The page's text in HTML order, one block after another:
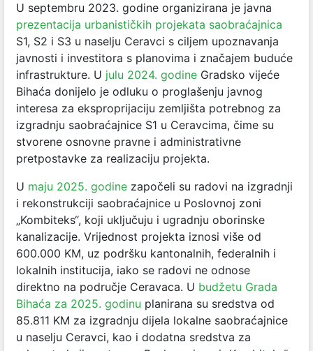
U septembru 2023. godine organizirana je javna
prezentacija urbanističkih projekata saobraćajnica
S1, S2 i S3 u naselju Ceravci s ciljem upoznavanja
javnosti i investitora s planovima i značajem buduće
infrastrukture. U julu 2024. godine Gradsko vijeće
Bihaća donijelo je odluku o proglašenju javnog
interesa za eksproprijaciju zemljišta potrebnog za
izgradnju saobraćajnice S1 u Ceravcima, čime su
stvorene osnovne pravne i administrativne
pretpostavke za realizaciju projekta.
U maju 2025. godine započeli su radovi na izgradnji
i rekonstrukciji saobraćajnice u Poslovnoj zoni
„Kombiteks“, koji uključuju i ugradnju oborinske
kanalizacije. Vrijednost projekta iznosi više od
600.000 KM, uz podršku kantonalnih, federalnih i
lokalnih institucija, iako se radovi ne odnose
direktno na područje Ceravaca. U budžetu Grada
Bihaća za 2025. godinu planirana su sredstva od
85.811 KM za izgradnju dijela lokalne saobraćajnice
u naselju Ceravci, kao i dodatna sredstva za